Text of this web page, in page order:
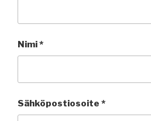
Nimi*
Sähköpostiosoite *